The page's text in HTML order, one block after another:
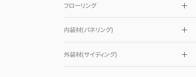
フローリング
内装材(パネリング)
外装材(サイディング)